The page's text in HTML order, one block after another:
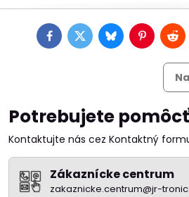
FacebookTwitterBlueskyPinterest
Potrebujete
Kontaktujte nás cez Kontaktný
Zákaznícke centrum
zakaznicke.centrum@jr-